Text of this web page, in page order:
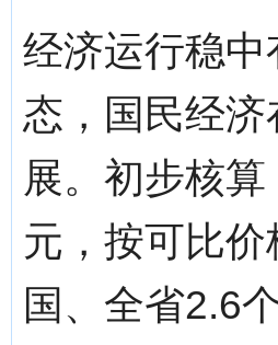
经济运行稳
态，国民经
展。初步核
元，按可比
国、全省2.6